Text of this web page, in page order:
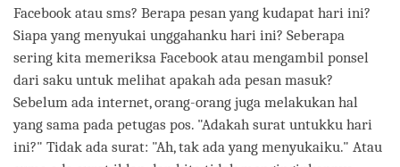
Facebook atau sms? Berapa pesan yang kudapat hari ini?
Siapa yang menyukai unggahanku hari ini? Seberapa
sering kita memeriksa Facebook atau mengambil ponsel
dari saku untuk melihat apakah ada pesan masuk?
Sebelum ada internet, orang-orang juga melakukan hal
yang sama pada petugas pos. "Adakah surat untukku hari
ini?" Tidak ada surat: "Ah, tak ada yang menyukaiku." Atau